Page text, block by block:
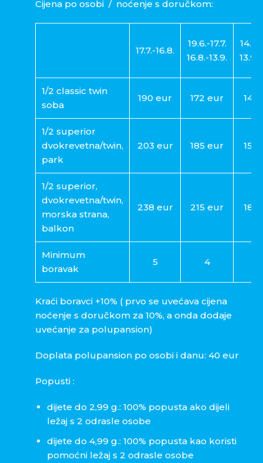
Cijena po osobi / noćenje s doručkom:
17.7.-16.8.
19.6.-17.7.
16.8.-13.9.
13.9.-
1/2 classic twin
soba
190 eur 172 eur 143
1/2 superior
dvokrevetna/twin,
park
203 eur 185 eur 154
1/2 superior,
dvokrevetna/twin,
morska strana,
balkon
238 eur 215 eur 180
Minimum
boravak
5 4
Kraći boravci +10% ( prvo se uvećava cijena
noćenje s doručkom za 10%, a onda dodaje
uvećanje za polupansion)
Doplata polupansion po osobi i danu: 40 eur
Popusti :
dijete do 2,99 g.: 100% popusta ako dijeli
ležaj s 2 odrasle osobe
dijete do 4,99 g.: 100% popusta kao koristi
pomoćni ležaj s 2 odrasle osobe